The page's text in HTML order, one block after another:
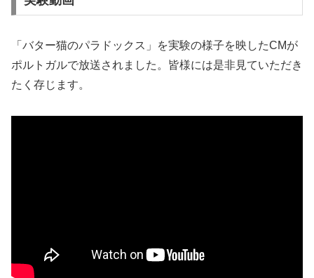
「バター猫のパラドックス」を実験の様子を映したCMが
ポルトガルで放送されました。皆様には是非見ていただき
たく存じます。